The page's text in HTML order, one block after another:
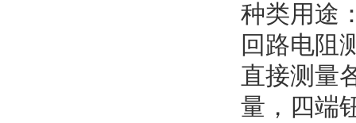
种类用途
回路电阻
直接测量
量，四端